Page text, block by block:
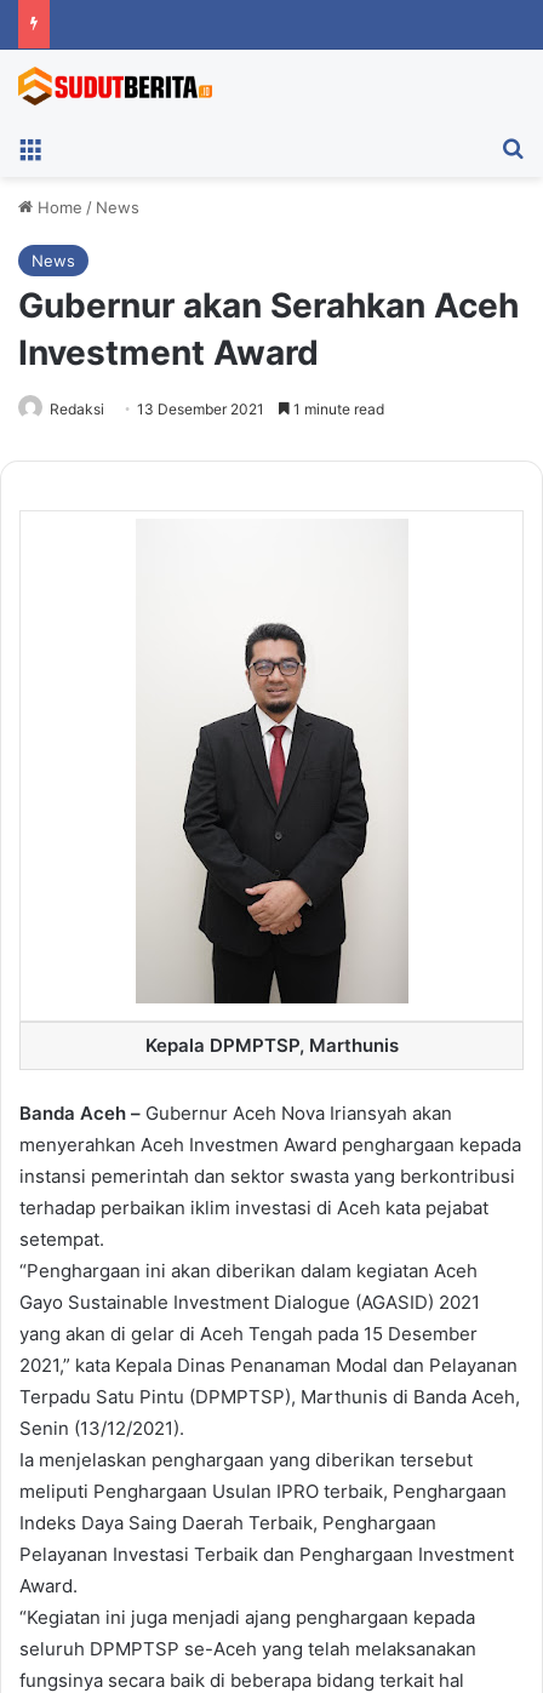
Home / News
News
Gubernur akan Serahkan Aceh
Investment Award
Redaksi 13 Desember 2021 1 minute read
Kepala DPMPTSP, Marthunis
Banda Aceh – Gubernur Aceh Nova Iriansyah akan
menyerahkan Aceh Investmen Award penghargaan kepada
instansi pemerintah dan sektor swasta yang berkontribusi
terhadap perbaikan iklim investasi di Aceh kata pejabat
setempat.
“Penghargaan ini akan diberikan dalam kegiatan Aceh
Gayo Sustainable Investment Dialogue (AGASID) 2021
yang akan di gelar di Aceh Tengah pada 15 Desember
2021,” kata Kepala Dinas Penanaman Modal dan Pelayanan
Terpadu Satu Pintu (DPMPTSP), Marthunis di Banda Aceh,
Senin (13/12/2021).
Ia menjelaskan penghargaan yang diberikan tersebut
meliputi Penghargaan Usulan IPRO terbaik, Penghargaan
Indeks Daya Saing Daerah Terbaik, Penghargaan
Pelayanan Investasi Terbaik dan Penghargaan Investment
Award.
“Kegiatan ini juga menjadi ajang penghargaan kepada
seluruh DPMPTSP se-Aceh yang telah melaksanakan
fungsinya secara baik di beberapa bidang terkait hal